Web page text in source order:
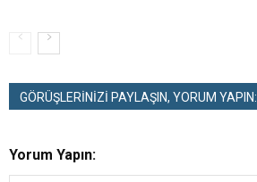
GÖRÜŞLERİNİZİ PAYLAŞIN, YORUM YAPIN:
Yorum Yapın: